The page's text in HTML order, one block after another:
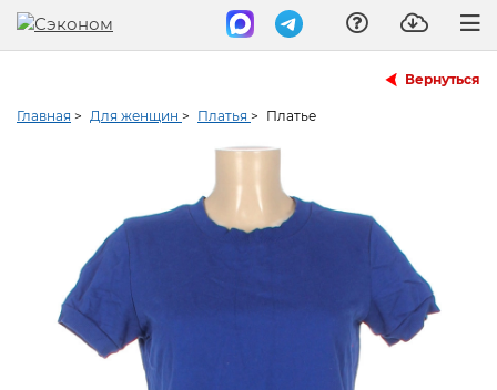
Вернуться
Главная > Для женщин > Платья > Платье